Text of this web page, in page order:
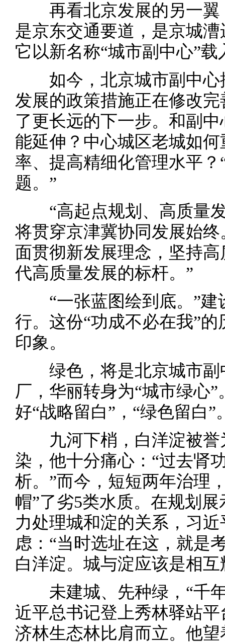
再看北京发展的另一翼
是京东交通要道，是京城
它以新名称“城市副中心”载
如今，北京城市副中心
发展的政策措施正在修改
了更长远的下一步。和副
能延伸？中心城区老城如
率、提高精细化管理水平
题。”
“高起点规划、高质量发
将贯穿京津冀协同发展始
面贯彻新发展理念，坚持
代高质量发展的标杆。”
“一张蓝图绘到底。”建
行。这份“功成不必在我”
印象。
绿色，将是北京城市副
厂，华丽转身为“城市绿心
好“战略留白”，“绿色留白”
九河下梢，白洋淀被誉
染，他十分痛心：“过去肾
析。”而今，短短两年治理
帽”了劣5类水质。在规划
力处理城和淀的关系，习
虑：“当时选址在这，就是
白洋淀。城与淀应该是相
未建城、先种绿，“千年
近平总书记登上秀林驿站
济林生态林比肩而立。他